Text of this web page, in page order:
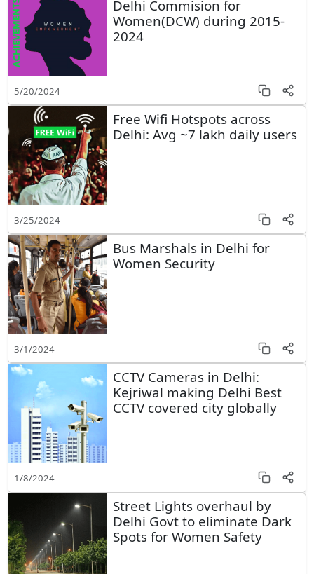
Delhi Commision for
Women(DCW) during 2015-
2024
5/20/2024
Free Wifi Hotspots across
Delhi: Avg ~7 lakh daily users
3/25/2024
Bus Marshals in Delhi for
Women Security
3/1/2024
CCTV Cameras in Delhi:
Kejriwal making Delhi Best
CCTV covered city globally
1/8/2024
Street Lights overhaul by
Delhi Govt to eliminate Dark
Spots for Women Safety